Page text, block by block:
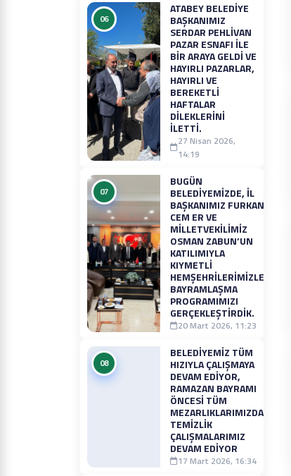
06
ATABEY BELEDIYE
BAŞKANIMIZ
SERDAR PEHLIVAN
PAZAR ESNAFI İLE
BIR ARAYA GELDI VE
HAYIRLI PAZARLAR,
HAYIRLI VE
BEREKETLI
HAFTALAR
DILEKLERINI
İLETTI.
27 Nisan 2026,
14:19
07
BUGÜN
BELEDIYEMIZDE, İL
BAŞKANIMIZ FURKAN
CEM ER VE
MILLETVEKILIMIZ
OSMAN ZABUN’UN
KATILIMIYLA
KIYMETLI
HEMŞEHRILERIMIZLE
BAYRAMLAŞMA
PROGRAMIMIZI
GERÇEKLEŞTIRDIK.
20 Mart 2026, 11:23
08
BELEDIYEMIZ TÜM
HIZIYLA ÇALIŞMAYA
DEVAM EDIYOR,
RAMAZAN BAYRAMI
ÖNCESI TÜM
MEZARLIKLARIMIZDA
TEMIZLIK
ÇALIŞMALARIMIZ
DEVAM EDIYOR
17 Mart 2026, 16:34